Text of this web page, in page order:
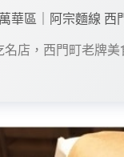
華區｜阿宗麵線 西
名店，西門町老牌